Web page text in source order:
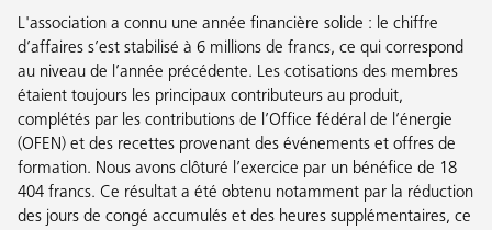
L'association a connu une année financière solide : le chiffre
d’affaires s’est stabilisé à 6 millions de francs, ce qui correspond
au niveau de l’année précédente. Les cotisations des membres
étaient toujours les principaux contributeurs au produit,
complétés par les contributions de l’Office fédéral de l’énergie
(OFEN) et des recettes provenant des événements et offres de
formation. Nous avons clôturé l’exercice par un bénéfice de 18
404 francs. Ce résultat a été obtenu notamment par la réduction
des jours de congé accumulés et des heures supplémentaires, ce